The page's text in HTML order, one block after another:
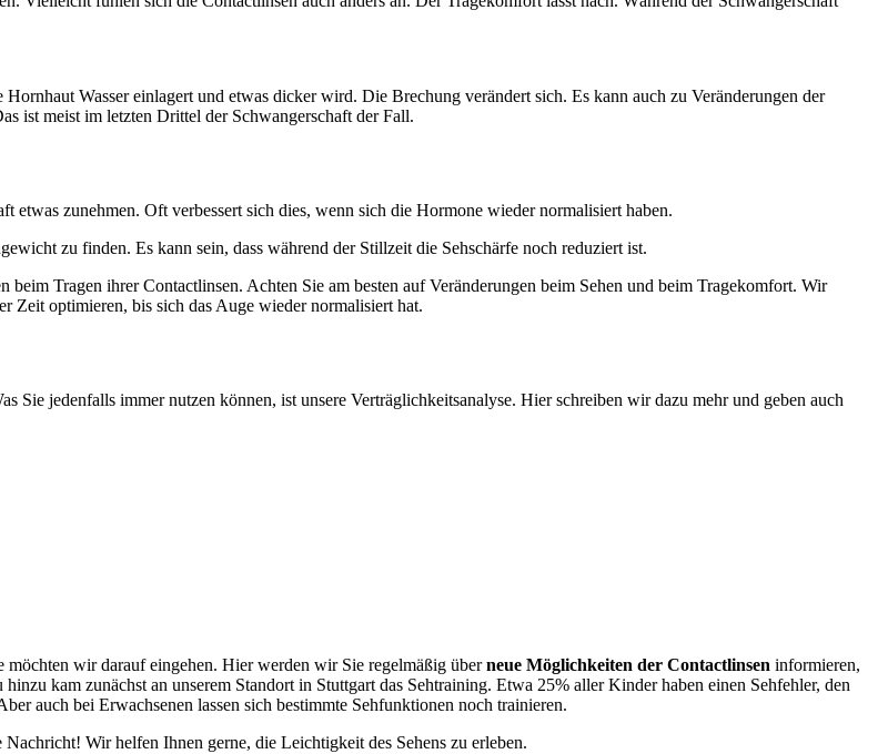
Wasser einlagert und etwas dicker wird. Die Brechung verändert sich. Es kann auch zu Veränderungen der
ist meist im letzten Drittel der Schwangerschaft der Fall.
zunehmen. Oft verbessert sich dies, wenn sich die Hormone wieder normalisiert haben.
zu finden. Es kann sein, dass während der Stillzeit die Sehschärfe noch reduziert ist.
Tragen ihrer Contactlinsen. Achten Sie am besten auf Veränderungen beim Sehen und beim Tragekomfort. Wir
Zeit optimieren, bis sich das Auge wieder normalisiert hat.
Sie jedenfalls immer nutzen können, ist unsere Verträglichkeitsanalyse. Hier schreiben wir dazu mehr und geben auch
möchten wir darauf eingehen. Hier werden wir Sie regelmäßig überneue Möglichkeiten der Contactlinsen informieren,
kam zunächst an unserem Standort in Stuttgart das Sehtraining. Etwa 25% aller Kinder haben einen Sehfehler, den
auch bei Erwachsenen lassen sich bestimmte Sehfunktionen noch trainieren.
Wir helfen Ihnen gerne, die Leichtigkeit des Sehens zu erleben.